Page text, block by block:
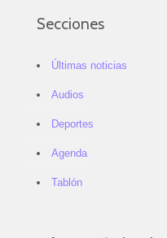
Secciones
Últimas noticias
Audios
Deportes
Agenda
Tablón